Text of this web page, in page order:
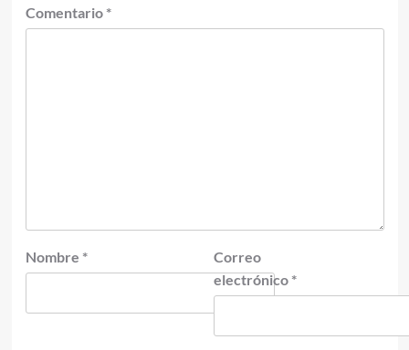
Comentario *
Nombre *
Correo
electrónico *